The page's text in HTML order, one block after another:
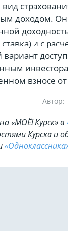
доходом. Он
и с
вариант
взносе
Автор:
«МОЁ! Курск» в
Курска и